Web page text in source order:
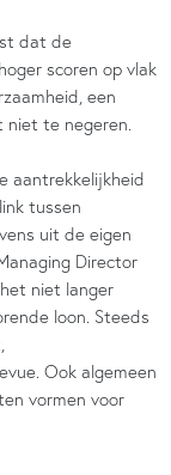
dat de
scoren op vlak
een
te negeren.
aantrekkelijkheid
tussen
uit de eigen
Director
niet langer
loon. Steeds
Ook algemeen
vormen voor